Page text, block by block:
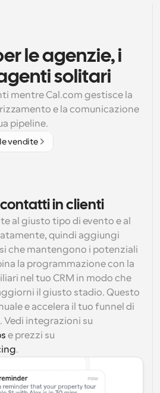
le agenzie, i
solitari
mentre Cal.com gestisce la
e la comunicazione
pipeline.
vendite
in clienti
al giusto tipo di evento e al
quindi aggiungi
che mantengono i potenziali
la programmazione con la
nel tuo CRM in modo che
il giusto stadio. Questo
e accelera il tuo funnel di
.